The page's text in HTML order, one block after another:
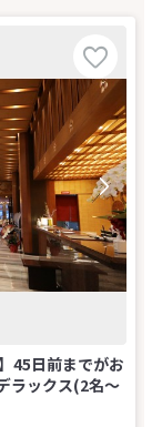
45日前までがお
ラックス(2名～